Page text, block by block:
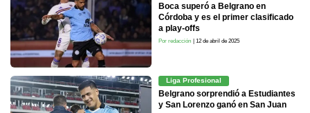
Boca superó a Belgrano en
Córdoba y es el primer clasificado
a play-offs
Por redacción | 12 de abril de 2025
Liga Profesional
Belgrano sorprendió a Estudiantes
y San Lorenzo ganó en San Juan